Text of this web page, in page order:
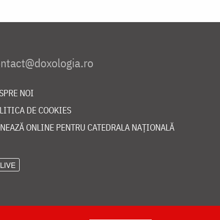
NOI
DE COOKIES
ONLINE PENTRU CATEDRALA NAȚIONALĂ
LIVE